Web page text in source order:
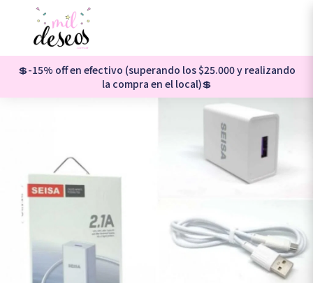
💲-15% off en efectivo (superando los $25.000 y realizando
la compra en el local)💲